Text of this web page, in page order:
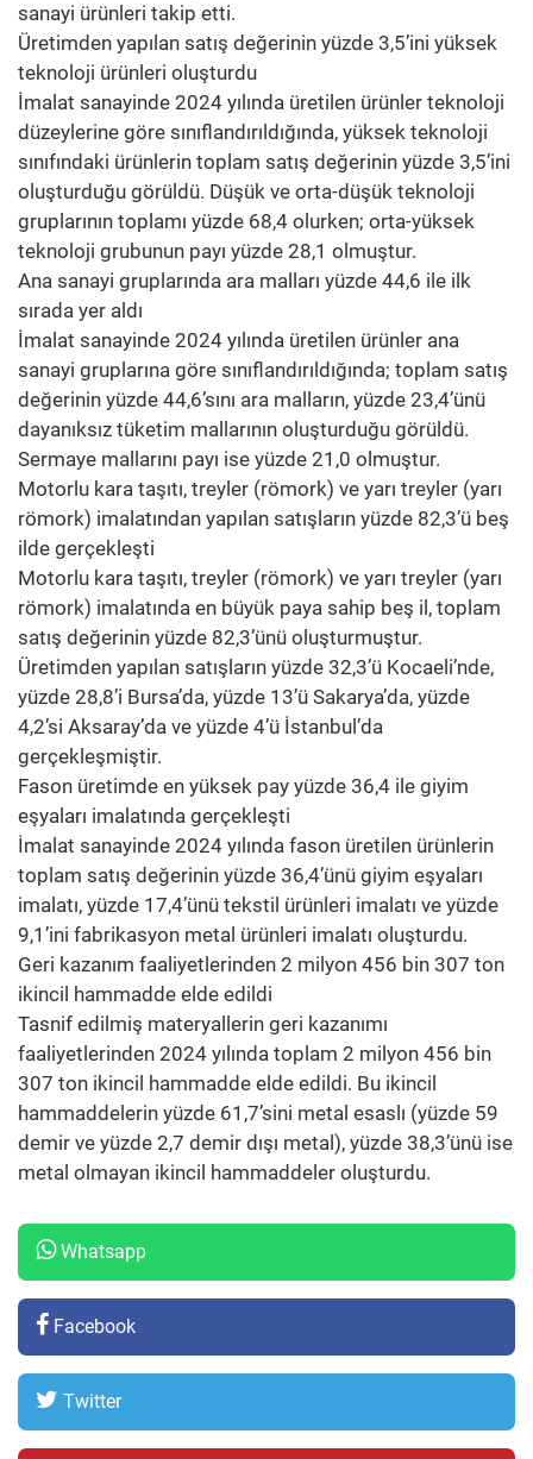
sanayi ürünleri takip etti.
Üretimden yapılan satış değerinin yüzde 3,5’ini yüksek
teknoloji ürünleri oluşturdu
İmalat sanayinde 2024 yılında üretilen ürünler teknoloji
düzeylerine göre sınıflandırıldığında, yüksek teknoloji
sınıfındaki ürünlerin toplam satış değerinin yüzde 3,5’ini
oluşturduğu görüldü. Düşük ve orta-düşük teknoloji
gruplarının toplamı yüzde 68,4 olurken; orta-yüksek
teknoloji grubunun payı yüzde 28,1 olmuştur.
Ana sanayi gruplarında ara malları yüzde 44,6 ile ilk
sırada yer aldı
İmalat sanayinde 2024 yılında üretilen ürünler ana
sanayi gruplarına göre sınıflandırıldığında; toplam satış
değerinin yüzde 44,6’sını ara malların, yüzde 23,4’ünü
dayanıksız tüketim mallarının oluşturduğu görüldü.
Sermaye mallarını payı ise yüzde 21,0 olmuştur.
Motorlu kara taşıtı, treyler (römork) ve yarı treyler (yarı
römork) imalatından yapılan satışların yüzde 82,3’ü beş
ilde gerçekleşti
Motorlu kara taşıtı, treyler (römork) ve yarı treyler (yarı
römork) imalatında en büyük paya sahip beş il, toplam
satış değerinin yüzde 82,3’ünü oluşturmuştur.
Üretimden yapılan satışların yüzde 32,3’ü Kocaeli’nde,
yüzde 28,8’i Bursa’da, yüzde 13’ü Sakarya’da, yüzde
4,2’si Aksaray’da ve yüzde 4’ü İstanbul’da
gerçekleşmiştir.
Fason üretimde en yüksek pay yüzde 36,4 ile giyim
eşyaları imalatında gerçekleşti
İmalat sanayinde 2024 yılında fason üretilen ürünlerin
toplam satış değerinin yüzde 36,4’ünü giyim eşyaları
imalatı, yüzde 17,4’ünü tekstil ürünleri imalatı ve yüzde
9,1’ini fabrikasyon metal ürünleri imalatı oluşturdu.
Geri kazanım faaliyetlerinden 2 milyon 456 bin 307 ton
ikincil hammadde elde edildi
Tasnif edilmiş materyallerin geri kazanımı
faaliyetlerinden 2024 yılında toplam 2 milyon 456 bin
307 ton ikincil hammadde elde edildi. Bu ikincil
hammaddelerin yüzde 61,7’sini metal esaslı (yüzde 59
demir ve yüzde 2,7 demir dışı metal), yüzde 38,3’ünü ise
metal olmayan ikincil hammaddeler oluşturdu.
Whatsapp
Facebook
Twitter